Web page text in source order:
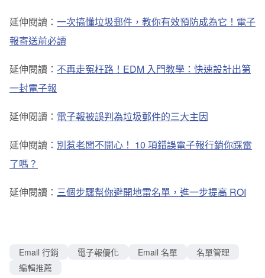
延伸閱讀： 一次搞懂垃圾郵件，教你有效預防成為它！電子
報寄送前必讀
延伸閱讀： 不再走冤枉路！EDM 入門教學：快速設計出第
一封電子報
延伸閱讀： 電子報被誤判為垃圾郵件的三大主因
延伸閱讀： 別惹老闆不開心！ 10 項錯誤電子報行銷你踩雷
了嗎？
延伸閱讀： 三個步驟幫你避開地雷名單，進一步提高 ROI
Email 行銷 電子報優化 Email 名單
名單管理
編輯推薦